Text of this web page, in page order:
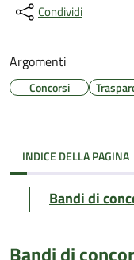
Condividi
Argomenti
Concorsi
INDICE DELLA PAGINA
Bandi di